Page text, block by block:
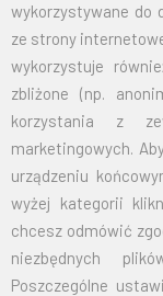
wykorzystywane do
ze strony
wykorzystuje
zbliżone (np.
korzystania z
marketingowych.
urządzeniu
wyżej kategorii
chcesz odmówić
niezbędnych
Poszczególne
15X24
30X50
50X80
70X110
100X160
125X200